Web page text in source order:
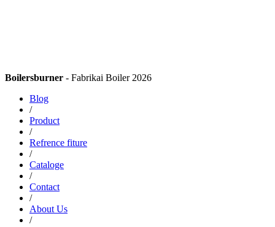
Boilersburner - Fabrikai Boiler 2026
Blog
/
Product
/
Refrence fiture
/
Cataloge
/
Contact
/
About Us
/